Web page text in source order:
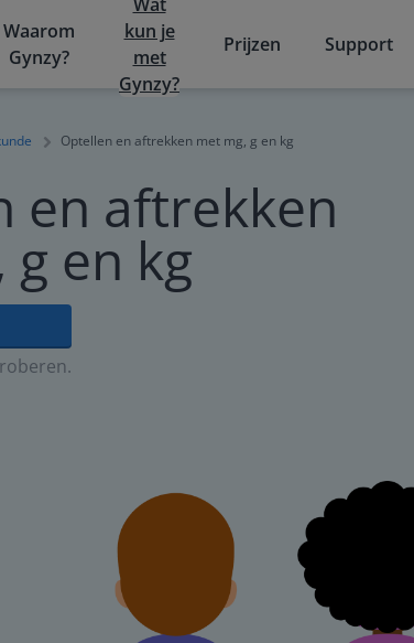
Waarom
Gynzy?
kun je
met
Gynzy?
Prijzen Support
Optellen en aftrekken met mg, g en kg
en aftrekken
en kg